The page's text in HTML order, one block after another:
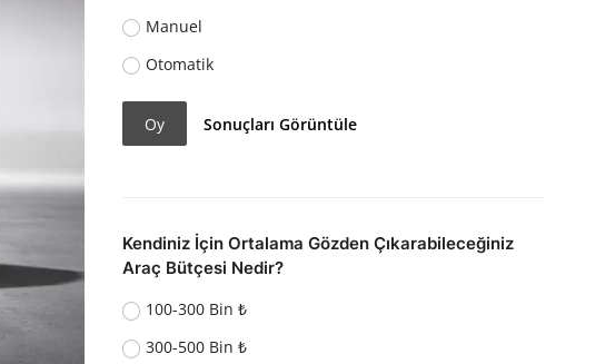
Manuel
Otomatik
Oy Sonuçları Görüntüle
Kendiniz İçin Ortalama Gözden Çıkarabileceğiniz
Araç Bütçesi Nedir?
100-300 Bin ₺
300-500 Bin ₺